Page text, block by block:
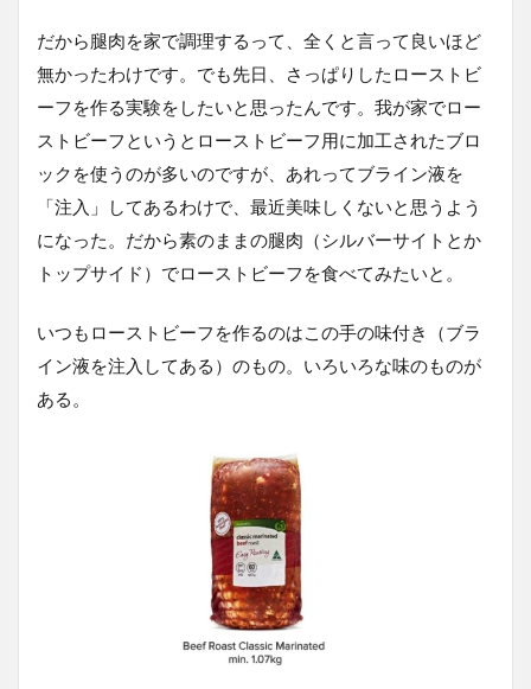
だから腿肉を家で調理するって、全くと言って良いほど
無かったわけです。でも先日、さっぱりしたローストビ
ーフを作る実験をしたいと思ったんです。我が家でロー
ストビーフというとローストビーフ用に加工されたブロ
ックを使うのが多いのですが、あれってブライン液を
「注入」してあるわけで、最近美味しくないと思うよう
になった。だから素のままの腿肉（シルバーサイトとか
トップサイド）でローストビーフを食べてみたいと。
いつもローストビーフを作るのはこの手の味付き（ブラ
イン液を注入してある）のもの。いろいろな味のものが
ある。